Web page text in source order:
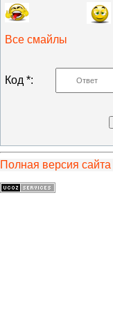
Все смайлы
Код *:
Полная версия сайта